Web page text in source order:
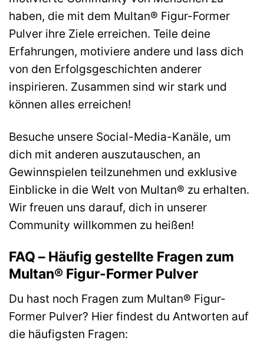
haben, die mit dem Multan® Figur-Former
Pulver ihre Ziele erreichen. Teile deine
Erfahrungen, motiviere andere und lass dich
von den Erfolgsgeschichten anderer
inspirieren. Zusammen sind wir stark und
können alles erreichen!
Besuche unsere Social-Media-Kanäle, um
dich mit anderen auszutauschen, an
Gewinnspielen teilzunehmen und exklusive
Einblicke in die Welt von Multan® zu erhalten.
Wir freuen uns darauf, dich in unserer
Community willkommen zu heißen!
FAQ – Häufig gestellte Fragen zum
Multan® Figur-Former Pulver
Du hast noch Fragen zum Multan® Figur-
Former Pulver? Hier findest du Antworten auf
die häufigsten Fragen: